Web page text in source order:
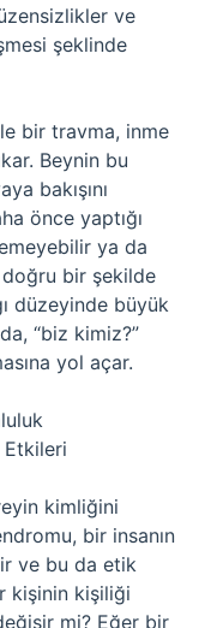
ve
şeklinde
bir travma, inme
Beynin bu
bakışını
önce yaptığı
ya da
bir şekilde
düzeyinde büyük
“biz kimiz?”
yol açar.
Etkileri
kimliğini
bir insanın
ve bu da etik
kişinin kişiliği
mi? Eğer bir